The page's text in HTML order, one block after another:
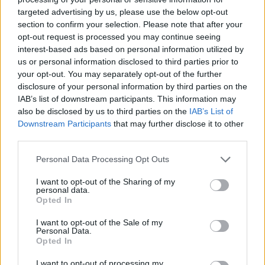
targeted advertising by us, please use the below opt-out
section to confirm your selection. Please note that after your
opt-out request is processed you may continue seeing
interest-based ads based on personal information utilized by
us or personal information disclosed to third parties prior to
your opt-out. You may separately opt-out of the further
disclosure of your personal information by third parties on the
IAB’s list of downstream participants. This information may
also be disclosed by us to third parties on the IAB’s List of
Downstream Participants that may further disclose it to other
Please note that this website/app uses one or more Google
not limited to your visit or usage behaviour. You may click to
grant or deny consent to Google and its third-party tags to
use your data for below specified purposes in below Google
consent section.
Personal Data Processing Opt Outs
I want to opt-out of the Sharing of my
personal data.
Opted In
I want to opt-out of the Sale of my
Personal Data.
Opted In
I want to opt-out of processing my
sorozat.
#val kilmer #gyász